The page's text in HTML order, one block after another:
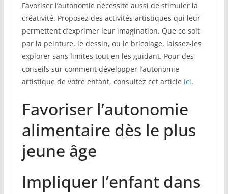
Favoriser l’autonomie nécessite aussi de stimuler la
créativité. Proposez des activités artistiques qui leur
permettent d’exprimer leur imagination. Que ce soit
par la peinture, le dessin, ou le bricolage, laissez-les
explorer sans limites tout en les guidant. Pour des
conseils sur comment développer l’autonomie
artistique de votre enfant, consultez cet article ici.
Favoriser l’autonomie
alimentaire dès le plus
jeune âge
Impliquer l’enfant dans